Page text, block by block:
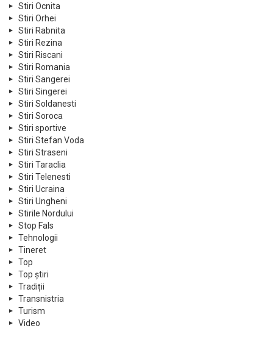
Stiri Ocnita
Stiri Orhei
Stiri Rabnita
Stiri Rezina
Stiri Riscani
Stiri Romania
Stiri Sangerei
Stiri Singerei
Stiri Soldanesti
Stiri Soroca
Stiri sportive
Stiri Stefan Voda
Stiri Straseni
Stiri Taraclia
Stiri Telenesti
Stiri Ucraina
Stiri Ungheni
Stirile Nordului
Stop Fals
Tehnologii
Tineret
Top
Top știri
Tradiții
Transnistria
Turism
Video